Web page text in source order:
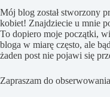
Mój blog został stworzony
kobiet! Znajdziecie u mnie
To dopiero moje początki,
bloga w miarę często, ale
żaden post nie pojawi się
Zapraszam do